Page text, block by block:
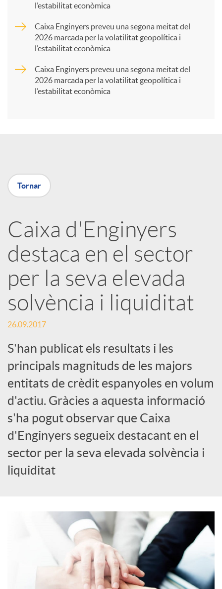
X
r
x
e
s
S
o
c
i
l’estabilitat econòmica
Caixa Enginyers preveu una segona meitat del
2026 marcada per la volatilitat geopolítica i
l’estabilitat econòmica
Caixa Enginyers preveu una segona meitat del
2026 marcada per la volatilitat geopolítica i
l’estabilitat econòmica
Tornar
Caixa d'Enginyers
destaca en el sector
per la seva elevada
solvència i liquiditat
26.09.2017
S'han publicat els resultats i les
principals magnituds de les majors
entitats de crèdit espanyoles en volum
d'actiu. Gràcies a aquesta informació
s'ha pogut observar que Caixa
d'Enginyers segueix destacant en el
sector per la seva elevada solvència i
liquiditat